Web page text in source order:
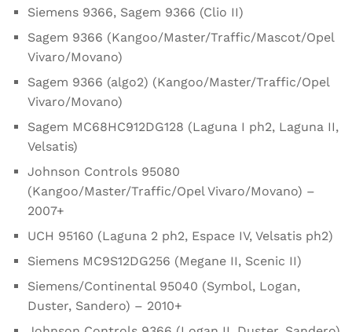
Siemens 9366, Sagem 9366 (Clio II)
Sagem 9366 (Kangoo/Master/Traffic/Mascot/Opel
Vivaro/Movano)
Sagem 9366 (algo2) (Kangoo/Master/Traffic/Opel
Vivaro/Movano)
Sagem MC68HC912DG128 (Laguna I ph2, Laguna II,
Velsatis)
Johnson Controls 95080
(Kangoo/Master/Traffic/Opel Vivaro/Movano) –
2007+
UCH 95160 (Laguna 2 ph2, Espace IV, Velsatis ph2)
Siemens MC9S12DG256 (Megane II, Scenic II)
Siemens/Continental 95040 (Symbol, Logan,
Duster, Sandero) – 2010+